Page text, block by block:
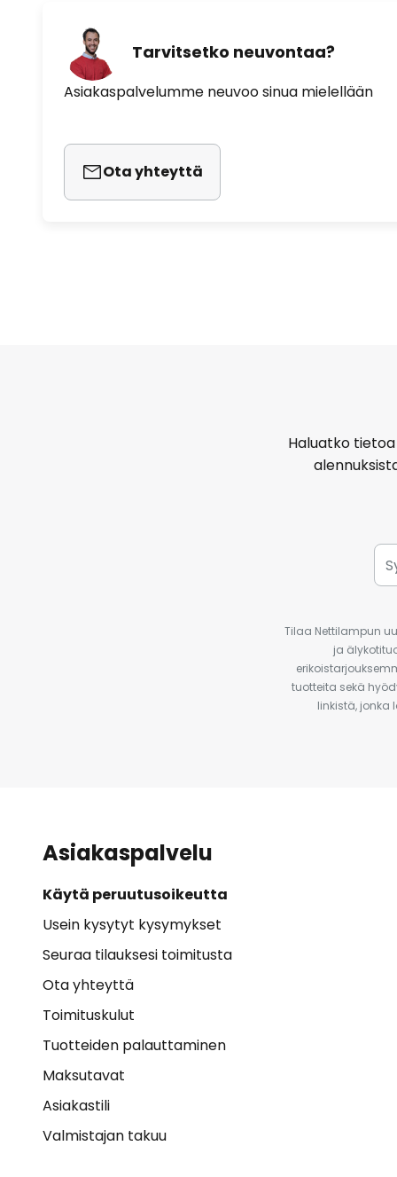
Tarvitsetko neuvontaa?
Asiakaspalvelumme neuvoo sinua mielellään
Ota yhteyttä
Haluatko
Tilaa Nettilampun
ja
tuotteita sekä
linkistä, jonka
Asiakaspalvelu
Käytä peruutusoikeutta
Usein kysytyt kysymykset
Seuraa tilauksesi toimitusta
Ota yhteyttä
Toimituskulut
Tuotteiden palauttaminen
Maksutavat
Asiakastili
Valmistajan takuu